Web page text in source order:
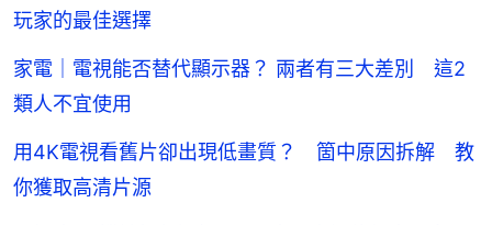
玩家的最佳選擇
家電｜電視能否替代顯示器？ 兩者有三大差別 這2
類人不宜使用
用4K電視看舊片卻出現低畫質？ 箇中原因拆解 教
你獲取高清片源